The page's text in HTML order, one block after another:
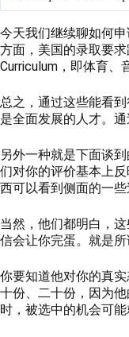
今天我们继续聊如何
方面，美国的录取要
Curriculum，即体育、
总之，通过这些能看
是全面发展的人才。
另外一种就是下面谈
们对你的评价基本上
西可以看到侧面的一
当然，他们都明白，
信会让你完蛋。就是
你要知道他对你的真
十份、二十份，因为
时，被选中的机会可